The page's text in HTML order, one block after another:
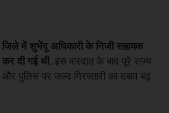
जिले में शुभेंदु अधिकारी के निजी सहायक
दी गई थी. इस वारदात के बाद पूरे राज्य
पुलिस पर जल्द गिरफ्तारी का दबाव बढ़